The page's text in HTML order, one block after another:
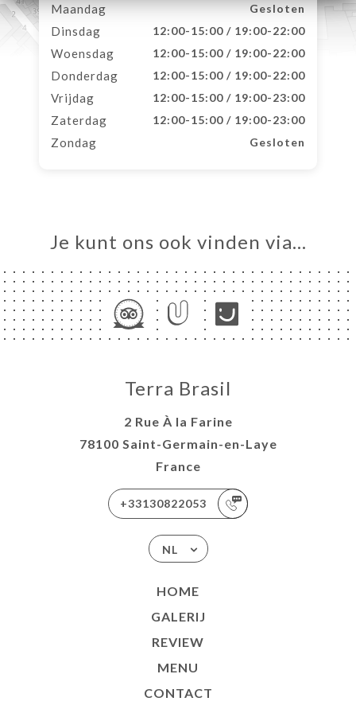
Maandag Gesloten
Dinsdag 12:00-15:00 / 19:00-22:00
Woensdag 12:00-15:00 / 19:00-22:00
Donderdag 12:00-15:00 / 19:00-22:00
Vrijdag 12:00-15:00 / 19:00-23:00
Zaterdag 12:00-15:00 / 19:00-23:00
Zondag Gesloten
Je kunt ons ook vinden via…
Terra Brasil
2 Rue À la Farine
78100 Saint-Germain-en-Laye
France
+33130822053
NL
HOME
GALERIJ
REVIEW
MENU
CONTACT